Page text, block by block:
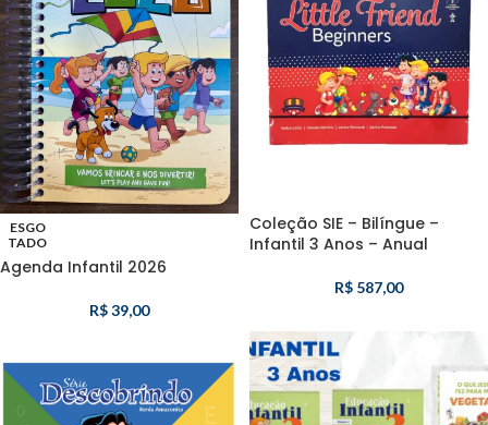
ESGO
TADO
Agenda Infantil 2026
R$39,00
Coleção SIE – Bilíngue –
Infantil 3 Anos – Anual
R$ 587,00